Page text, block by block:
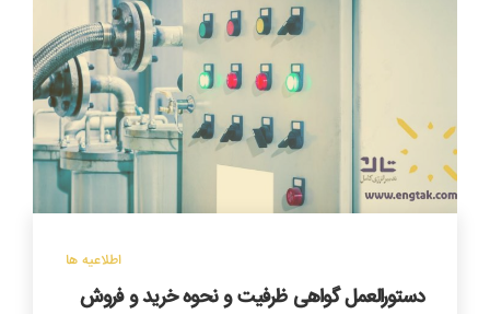
اطلاعیه ها
دستورالعمل گواهی ظرفیت و نحوه خرید و فروش